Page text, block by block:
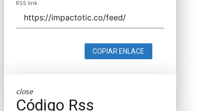
RSS link
COPIAR ENLACE
close
Código Rss